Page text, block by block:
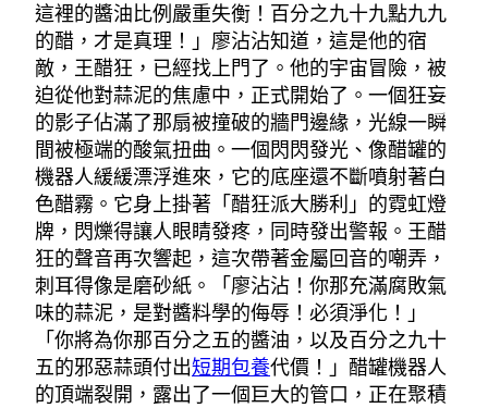
這裡的醬油比例嚴重失衡！百分之九十九點九九
的醋，才是真理！」廖沾沾知道，這是他的宿
敵，王醋狂，已經找上門了。他的宇宙冒險，被
迫從他對蒜泥的焦慮中，正式開始了。一個狂妄
的影子佔滿了那扇被撞破的牆門邊緣，光線一瞬
間被極端的酸氣扭曲。一個閃閃發光、像醋罐的
機器人緩緩漂浮進來，它的底座還不斷噴射著白
色醋霧。它身上掛著「醋狂派大勝利」的霓虹燈
牌，閃爍得讓人眼睛發疼，同時發出警報。王醋
狂的聲音再次響起，這次帶著金屬回音的嘲弄，
刺耳得像是磨砂紙。「廖沾沾！你那充滿腐敗氣
味的蒜泥，是對醬料學的侮辱！必須淨化！」
「你將為你那百分之五的醬油，以及百分之九十
五的邪惡蒜頭付出短期包養代價！」醋罐機器人
的頂端裂開，露出了一個巨大的管口，正在聚積